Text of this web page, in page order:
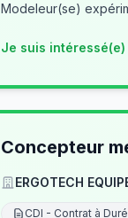
Modeleur(se)
Je suis intéressé(e)
Concepteur
ERGOTECH
CDI - Contrat à